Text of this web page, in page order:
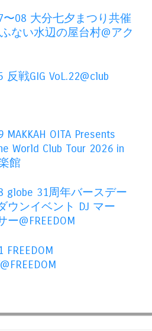
〜08 大分七夕まつり共催
ない水辺の屋台村@アク
反戦GIG VoL.22@club
MAKKAH OITA Presents
World Club Tour 2026 in
館
globe 31周年バースデー
ウンイベント DJ マー
ー@FREEDOM
FREEDOM